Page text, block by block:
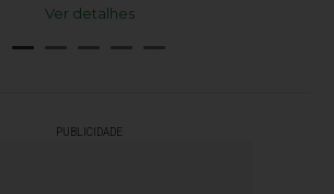
Ver detalhes
PUBLICIDADE